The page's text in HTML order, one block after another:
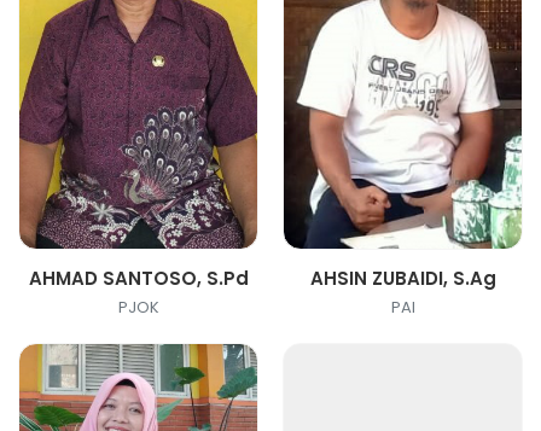
AHMAD SANTOSO, S.Pd
PJOK
AHSIN ZUBAIDI, S.Ag
PAI